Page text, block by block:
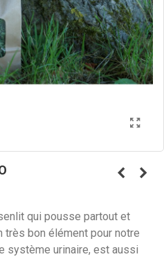
qui pousse partout et
très bon élément pour notre
système urinaire, est aussi